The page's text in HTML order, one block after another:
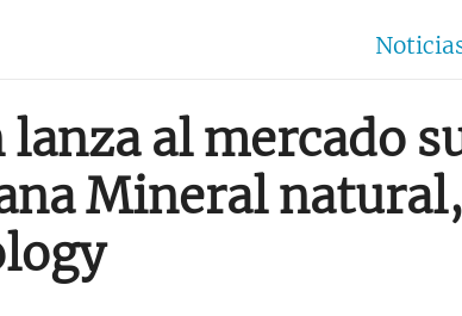
al mercado
Mineral